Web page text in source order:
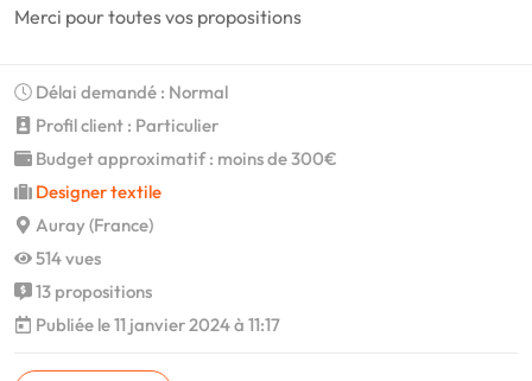
Merci pour toutes vos propositions
Délai demandé : Normal
Profil client : Particulier
Budget approximatif : moins de 300€
Designer textile
Auray (France)
514 vues
13 propositions
Publiée le 11 janvier 2024 à 11:17